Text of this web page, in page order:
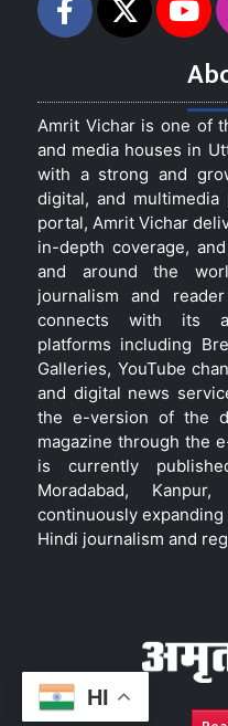
HI
Amrit Vichar is one of
and media houses in
with a strong and
digital, and
portal, Amrit Vichar
in-depth coverage,
and around the
journalism and
connects with its
platforms including
Galleries, YouTube
and digital news
the e-version of the
magazine through the
is currently
Moradabad,
continuously
Hindi journalism and